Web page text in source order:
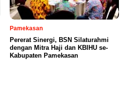
Pamekasan
Pererat Sinergi, BSN Silaturahmi
dengan Mitra Haji dan KBIHU se-
Kabupaten Pamekasan